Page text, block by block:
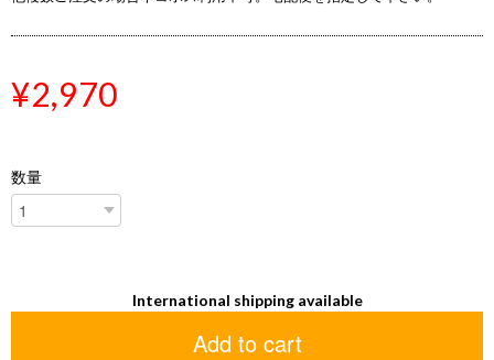
¥2,970
数量
International shipping available
Add to cart